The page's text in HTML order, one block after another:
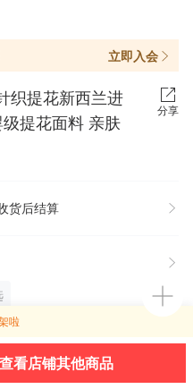
立即入会
织提花新西兰进
提花面料 亲肤
分享
货后结算
啦
查看店铺其他商品